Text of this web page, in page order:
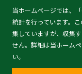
当ホームページでは、
統計を行っています。
集していますが、収集
せん。詳細は当ホーム
い。